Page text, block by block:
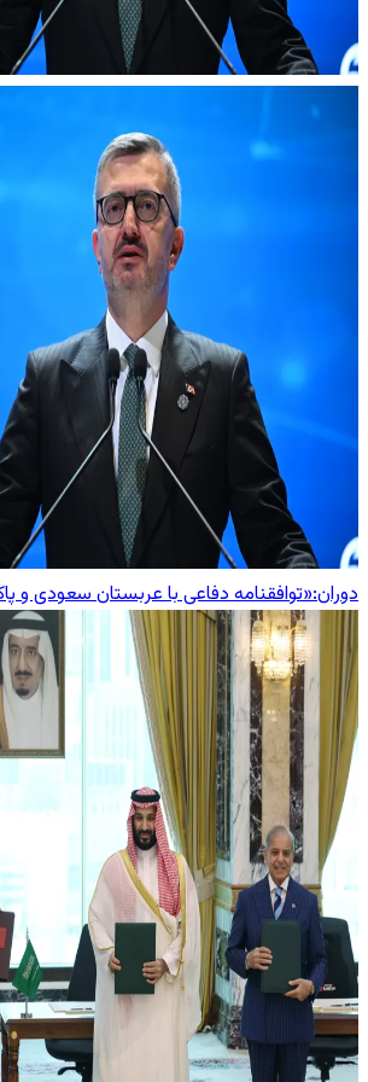
دوران:«توافقنامه دفاعی با عربستان سعودی